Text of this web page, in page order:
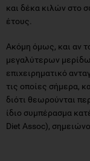
και δέκα κιλών στο
έτους.
Ακόμη όμως, και αν
μεγαλύτερων
επιχειρηματικό
τις οποίες σήμερα,
διότι θεωρούνται
ίδιο συμπέρασμα
Diet Assoc),